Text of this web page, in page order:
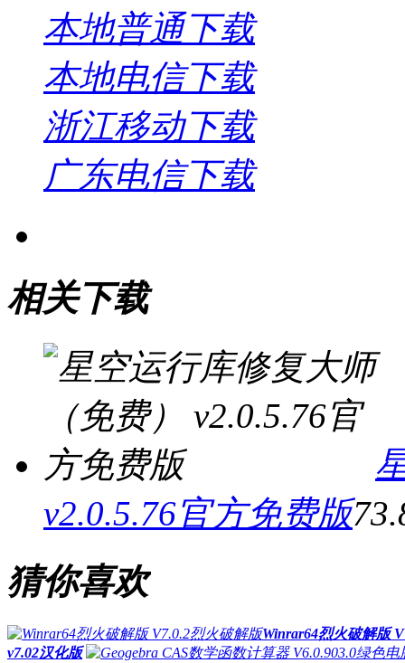
本地普通下载
本地电信下载
浙江移动下载
广东电信下载
相关下载
v2.0.5.76官方免费版
猜你喜欢
Winrar64烈火破解版
v7.02汉化版